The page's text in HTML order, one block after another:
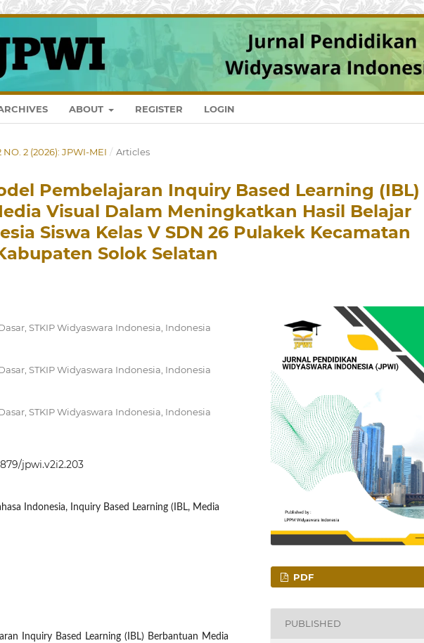
ABOUT REGISTER LOGIN
NO. 2 (2026): JPWI-MEI / Articles
Pembelajaran Inquiry Based Learning (IBL)
Visual Dalam Meningkatkan Hasil Belajar
Siswa Kelas V SDN 26 Pulakek Kecamatan
Solok Selatan
STKIP Widyaswara Indonesia, Indonesia
STKIP Widyaswara Indonesia, Indonesia
STKIP Widyaswara Indonesia, Indonesia
jpwi.v2i2.203
Indonesia, Inquiry Based Learning (IBL, Media
Inquiry Based Learning (IBL) Berbantuan Media
PDF
PUBLISHED